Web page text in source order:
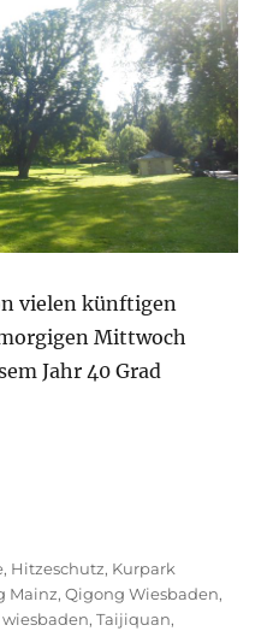
vielen künftigen
Mittwoch
Jahr 40 Grad
, Hitzeschutz, Kurpark
Mainz,Qigong Wiesbaden,
,Taijiquan,